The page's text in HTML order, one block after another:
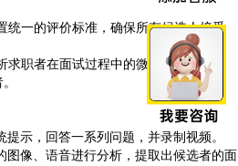
统一的评价标准，确保所有候选人接受
职者在面试过程中的微表情、语速等
示，回答一系列问题，并录制视频。
图像、语音进行分析，提取出候选者的面